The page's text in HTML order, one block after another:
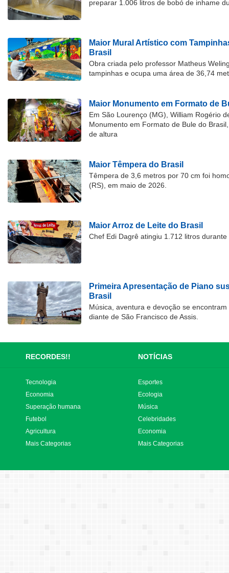
preparar 1.006 litros de bobó de inhame
Maior Mural Artístico com
Brasil
Obra criada pelo professor Matheus
tampinhas e ocupa uma área de 36,74
Maior Monumento em Formato de
Em São Lourenço (MG), William Rogério
Monumento em Formato de Bule do
de altura
Maior Têmpera do Brasil
Têmpera de 3,6 metros por 70 cm foi
(RS), em maio de 2026.
Maior Arroz de Leite do Brasil
Chef Edi Dagrê atingiu 1.712 litros
Primeira Apresentação de Piano
Brasil
Música, aventura e devoção se
diante de São Francisco de Assis.
RECORDES!! NOTÍCIAS
Tecnologia
Economia
Superação humana
Futebol
Agricultura
Mais Categorias
Esportes
Ecologia
Música
Celebridades
Economia
Mais Categorias